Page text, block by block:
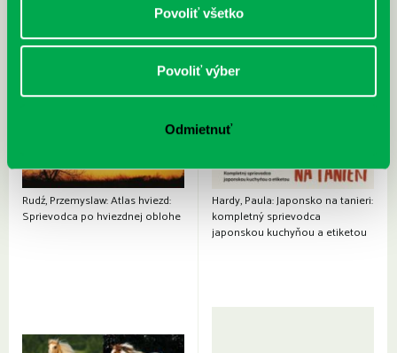
Povoliť všetko
Povoliť výber
Odmietnuť
Rudź, Przemyslaw: Atlas hviezd:
Sprievodca po hviezdnej oblohe
Hardy, Paula: Japonsko na tanieri:
kompletný sprievodca
japonskou kuchyňou a etiketou